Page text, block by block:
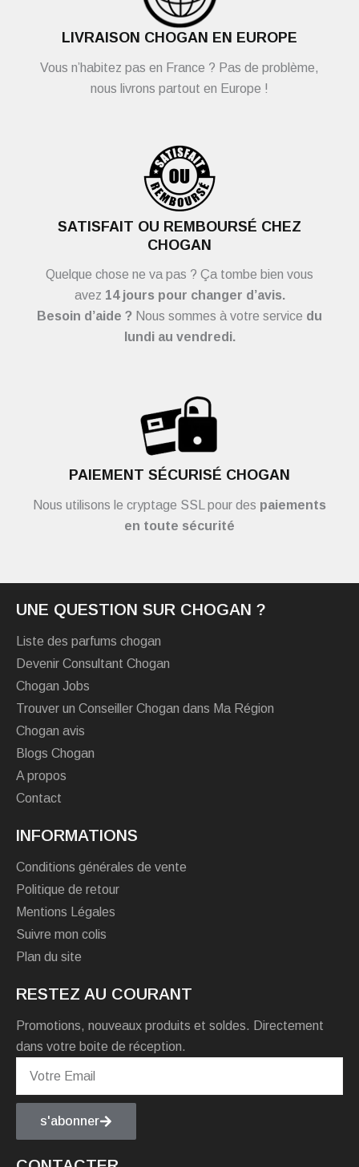
LIVRAISON CHOGAN EN EUROPE
Vous n’habitez pas en France ? Pas de problème,
nous livrons partout en Europe !
SATISFAIT OU REMBOURSÉ CHEZ
CHOGAN
Quelque chose ne va pas ? Ça tombe bien vous
avez 14 jours pour changer d’avis.
Besoin d’aide ? Nous sommes à votre service du
lundi au vendredi.
PAIEMENT SÉCURISÉ CHOGAN
Nous utilisons le cryptage SSL pour des paiements
en toute sécurité
UNE QUESTION SUR CHOGAN ?
Liste des parfums chogan
Devenir Consultant Chogan
Chogan Jobs
Trouver un Conseiller Chogan dans Ma Région
Chogan avis
Blogs Chogan
A propos
Contact
INFORMATIONS
Conditions générales de vente
Politique de retour
Mentions Légales
Suivre mon colis
Plan du site
RESTEZ AU COURANT
Promotions, nouveaux produits et soldes. Directement
dans votre boite de réception.
s'abonner